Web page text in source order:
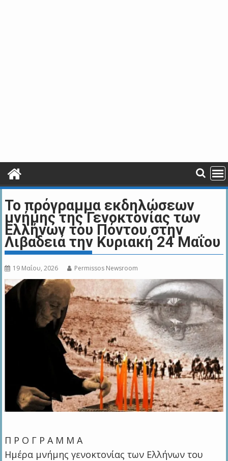
Το πρόγραμμα εκδηλώσεων
μνήμης της Γενοκτονίας των
Ελλήνων του Πόντου στην
Λιβαδειά την Κυριακή 24 Μαΐου
19 Μαΐου, 2026 Permissos Newsroom
Π Ρ Ο Γ Ρ Α Μ Μ Α
Ημέρα μνήμης γενοκτονίας των Ελλήνων του